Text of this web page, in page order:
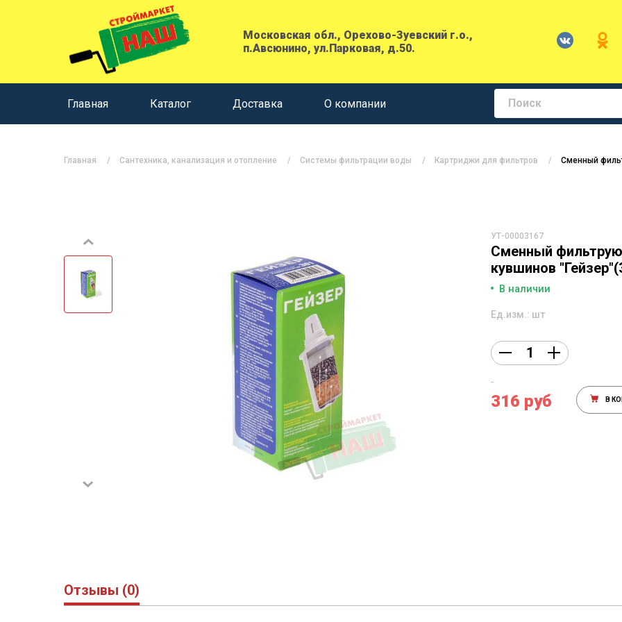
Московская обл., Орехово-Зуевский г.о.,
п.Авсюнино, ул.Парковая, д.50.
Главная Каталог Доставка О компании
Главная Сантехника, канализация и отопление Системы фильтрации воды Картриджи для фильтров Сменный
УТ-00003167
Сменный
кувшинов
В наличии
Ед.изм.: шт
316 руб В
Отзывы (0)